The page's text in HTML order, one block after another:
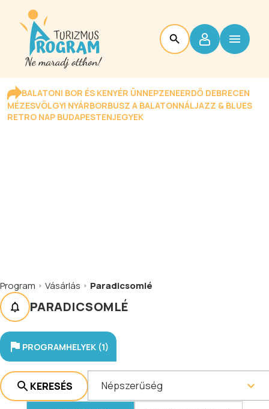
BALATONI BOR ÉS KENYÉR ÜNNEPZENEERDŐ DEBRECEN
MÉZESVÖLGYI NYÁRBORBUSZ A BALATONNÁLJAZZ & BLUES
RETRO NAP BUDAPESTENJEGYEK
Program Vásárlás Paradicsomlé
PARADICSOMLÉ
PROGRAMHELYEK (1)
KERESÉS Népszerűség